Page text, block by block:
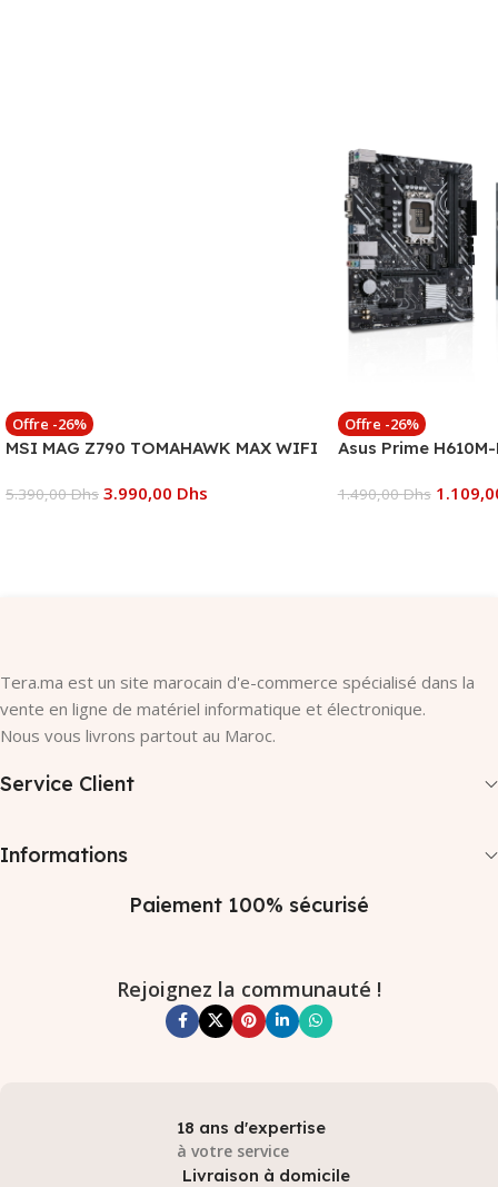
Offre -26%
MSI MAG Z790 TOMAHAWK MAX WIFI
5.390,00Dhs 3.990,00 Dhs
Offre -26%
Asus Prime
1.490,00Dhs
Tera.ma est un site marocain d'e-commerce spécialisé dans la
vente en ligne de matériel informatique et électronique.
Nous vous livrons partout au Maroc.
Service Client
Informations
Paiement 100% sécurisé
Rejoignez la communauté !
18 ans d'expertise
à votre service
Livraison à domicile